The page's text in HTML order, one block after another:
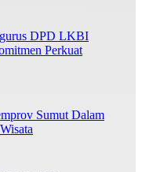
DPD LKBI
Perkuat
Sumut Dalam